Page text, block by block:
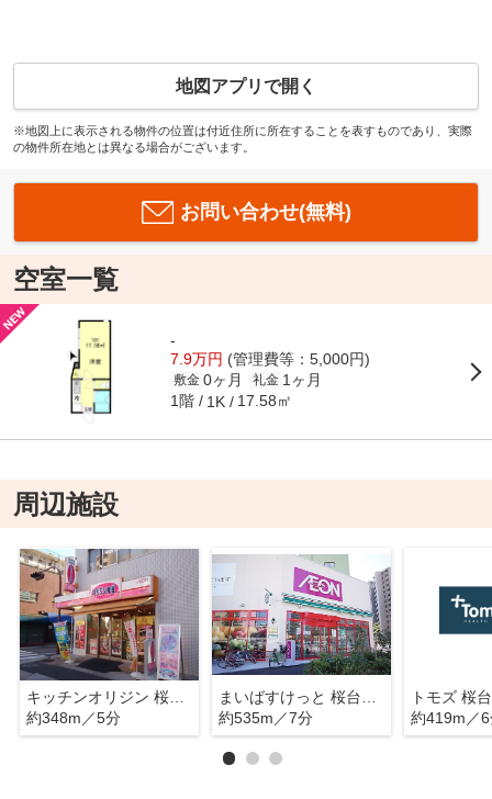
地図アプリで開く
※地図上に表示される物件の位置は付近住所に所在することを表すものであり、実際
の物件所在地とは異なる場合がございます。
お問い合わせ(無料)
空室一覧
-
7.9万円 (管理費等：5,000円)
敷金 0ヶ月 礼金 1ヶ月
1階 1K 17.58㎡
周辺施設
キッチンオリジン 桜台店
約348m／5分
約535m／7分
トモズ 桜
約419m／